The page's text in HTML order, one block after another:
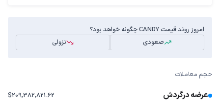
امروز روند قیمت CANDY چگونه خواهد بود؟
صعودی
نزولی
حجم معاملات
عرضه درگردش $209,382,821.62